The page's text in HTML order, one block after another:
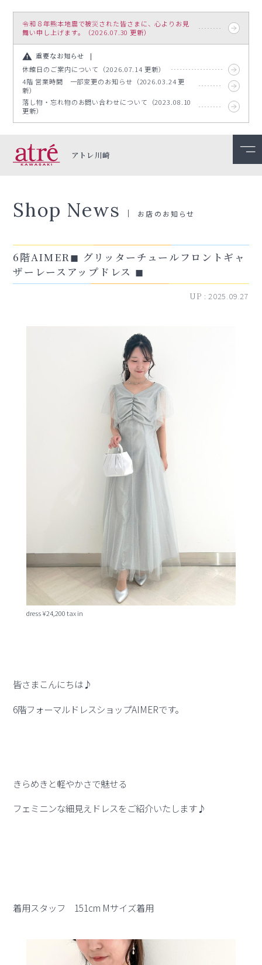
令和８年熊本地震で被災された皆さまに、心よりお見
舞い申し上げます。（2026.07.30 更新）
重要なお知らせ
休館日のご案内について（2026.07.14 更新）
4階 営業時間 一部変更のお知らせ（2026.03.24 更
新）
落し物・忘れ物のお問い合わせについて（2023.08.10
更新）
アトレ川崎
Shop News お店のお知らせ
6階AIMER◼︎ グリッターチュールフロントギャ
ザーレースアップドレス ◼︎
UP :2025.09.27
dress ¥24,200 tax in
皆さまこんにちは♪
6階フォーマルドレスショップAIMERです。
きらめきと軽やかさで魅せる
フェミニンな細見えドレスをご紹介いたします♪
着用スタッフ 151cm Mサイズ着用